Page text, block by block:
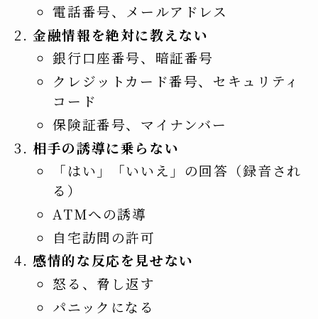
電話番号、メールアドレス
金融情報を絶対に教えない
銀行口座番号、暗証番号
クレジットカード番号、セキュリティ
コード
保険証番号、マイナンバー
相手の誘導に乗らない
「はい」「いいえ」の回答（録音され
る）
ATMへの誘導
自宅訪問の許可
感情的な反応を見せない
怒る、脅し返す
パニックになる